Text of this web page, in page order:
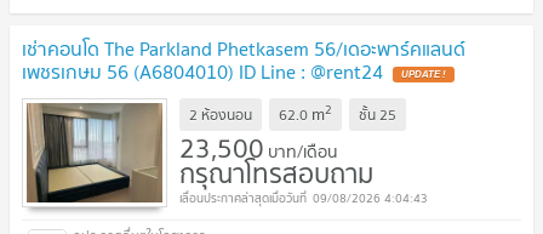
เช่าคอนโด The Parkland Phetkasem 56/เดอะพาร์คแลนด์
เพชรเกษม 56 (A6804010) ID Line : @rent24
2 ห้องนอน 62.0 m2 ชั้น25
23,500 บาท/เดือน
กรุณาโทรสอบถาม
09/08/2026 4:04:43